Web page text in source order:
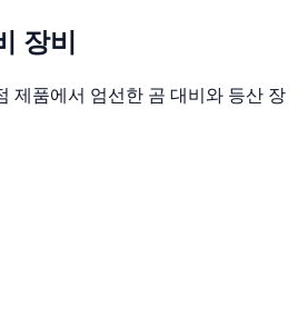
장비
제품에서 엄선한 곰 대비와 등산 장